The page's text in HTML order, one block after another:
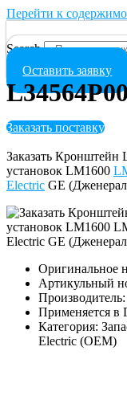
Перейти к
Search
Оставить заявку
Заказать поставку
Заказать Кронштейн
установок LM1600
Electric GE
Оригинальное
Артикульный
Применяется
Категория:
Electric (OEM)